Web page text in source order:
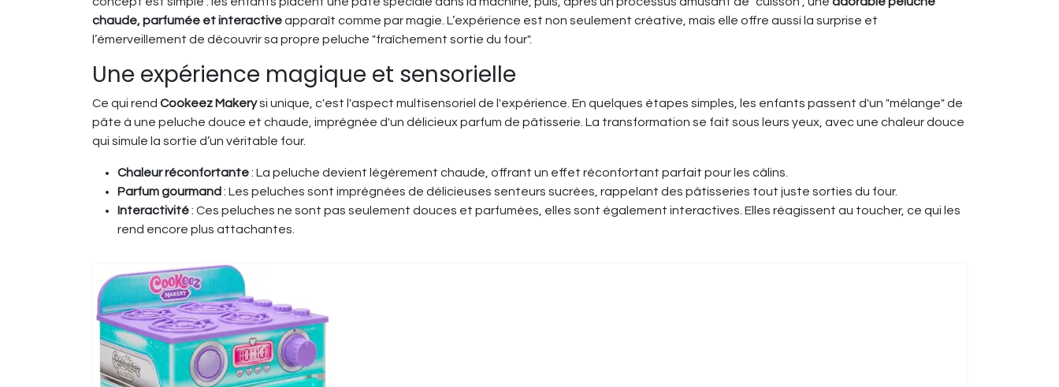
chaude, parfumée et interactiveapparaît comme par magie. L’expérience est non seulement créative, mais elle offre aussi la surprise et
l’émerveillement de découvrir sa propre peluche "fraîchement sortie du four".
Une expérience magique et sensorielle
Ce qui rend Cookeez Makerysi unique, c'est l'aspect multisensoriel de l'expérience. En quelques étapes simples, les enfants passent d'un "mélange" de
pâte à une peluche douce et chaude, imprégnée d'un délicieux parfum de pâtisserie. La transformation se fait sous leurs yeux, avec une chaleur douce
qui simule la sortie d’un véritable four.
Chaleur réconfortante: La peluche devient légèrement chaude, offrant un effet réconfortant parfait pour les câlins.
Parfum gourmand : Les peluches sont imprégnées de délicieuses senteurs sucrées, rappelant des pâtisseries tout juste sorties du four.
Interactivité: Ces peluches ne sont pas seulement douces et parfumées, elles sont également interactives. Elles réagissent au toucher, ce qui les
rend encore plus attachantes.